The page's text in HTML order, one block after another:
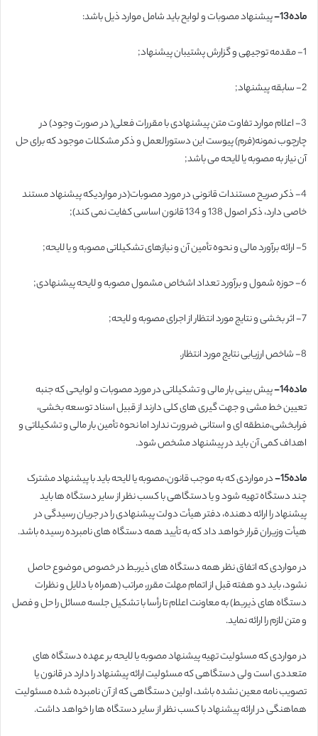
ماده13- پیشنهاد مصوبات و لوایح باید شامل موارد ذیل باشد:
1- مقدمه توجیهی و گزارش پشتیبان پیشنهاد;
2- سابقه پیشنهاد;
3- اعلام موارد تفاوت متن پیشنهادی با مقررات فعلی( در صورت وجود) در
چارچوب نمونه(فرم) پیوست این دستورالعمل و ذکر مشکلات موجود که برای حل
آن نیاز به مصوبه یا لایحه می باشد;
4- ذکر صریح مستندات قانونی در مورد مصوبات(در مواردیکه پیشنهاد مستند
خاصی دارد، ذکر اصول 138 و 134 قانون اساسی کفایت نمی کند);
5- ارائه برآورد مالی و نحوه تأمین آن و نیازهای تشکیلاتی مصوبه و یا لایحه;
6- حوزه شمول و برآورد تعداد اشخاص مشمول مصوبه و لایحه پیشنهادی;
7- اثر بخشی و نتایج مورد انتظار از اجرای مصوبه و لایحه;
8- شاخص ارزیابی نتایج مورد انتظار.
ماده14-
پیش بینی بار مالی و تشکیلاتی در مورد مصوبات و لوایحی که جنبه
تعیین خط مشی و جهت گیری های کلی دارند از قبیل اسناد توسعه بخشی،
فرابخشی،منطقه ای و استانی ضرورت ندارد اما نحوه تأمین بار مالی و تشکیلاتی و
اهداف کمی آن باید در پیشنهاد مشخص شود.
ماده15-
در مواردی که به موجب قانون،مصوبه یا لایحه باید با پیشنهاد مشترک
چند دستگاه تهیه شود و یا دستگاهی با کسب نظر از سایر دستگاه ها باید
پیشنهاد را ارائه دهنده، دفتر هیأت دولت پیشنهادی را در جریان رسیدگی در
هیأت وزیران قرار خواهد داد که به تأیید همه دستگاه های نامبرده رسیده باشد.
در مواردی که اتفاق نظر همه دستگاه های ذیربط در خصوص موضوع حاصل
نشود، باید دو هفته قبل از اتمام مهلت مقرر، مراتب (همراه با دلایل و نظرات
دستگاه های ذیربط) به معاونت اعلام تا رأسا با تشکیل جلسه مسائل را حل و فصل
و متن لازم را ارائه نماید.
در مواردی که مسئولیت تهیه پیشنهاد مصوبه یا لایحه بر عهده دستگاه های
متعددی است ولی دستگاهی که مسئولیت ارائه پیشنهاد را دارد در قانون یا
تصویب نامه معین نشده باشد، اولین دستگاهی که از آن نامبرده شده مسئولیت
هماهنگی در ارائه پیشنهاد با کسب نظر از سایر دستگاه ها را خواهد داشت.